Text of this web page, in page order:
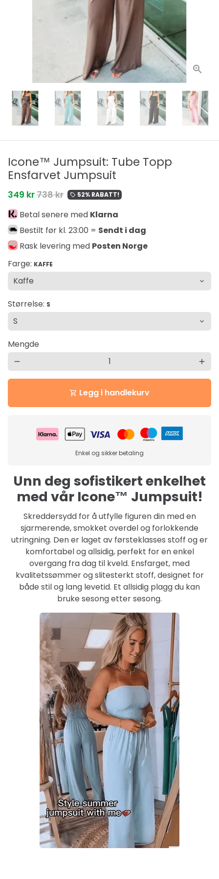
Icone™ Jumpsuit: Tube Topp
Ensfarvet Jumpsuit
349 kr738 kr local_offer 52% RABATT!
Betal senere med Klarna
Bestilt før kl. 23:00 = Sendt i dag
Rask levering med Posten Norge
Farge: KAFFE
Størrelse: S
Mengde
remove add
shopping_cart Legg i handlekurv
Enkel og sikker betaling
Unn deg sofistikert enkelhet
med vår Icone™ Jumpsuit!
Skreddersydd for å utfylle figuren din med en
sjarmerende, smokket overdel og forlokkende
utringning. Den er laget av førsteklasses stoff og er
komfortabel og allsidig, perfekt for en enkel
overgang fra dag til kveld. Ensfarget, med
kvalitetssømmer og slitesterkt stoff, designet for
både stil og lang levetid. Et allsidig plagg du kan
bruke sesong etter sesong.